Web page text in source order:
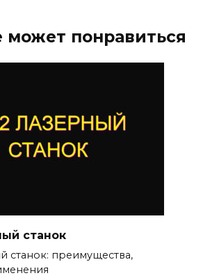
может понравиться
станок
станок: преимущества,